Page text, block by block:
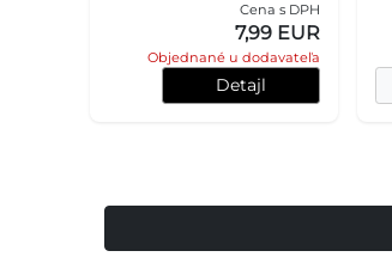
Cena s DPH
7,99 EUR
Objednané u dodavateľa
Detajl